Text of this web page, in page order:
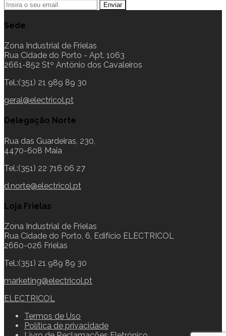
Sede
Zona Industrial de Frielas
Rua Cidade do Porto - Apt. 1063
2661-852 Stº António dos Cavaleiros
Tel.:(351) 21 989 89 30
geral@electricol.pt
Delegação Norte
Rua das Guardeiras, 230,
4470-608 Maia
Tel.:(351) 22 716 06 27
d.norte@electricol.pt
Loja Frielas
Zona Industrial de Frielas
Rua Cidade do Porto, 6, Edifício ELECTRICOL
2660-026 Frielas
Tel.:(351) 21 989 89 30
marketing@electricol.pt
ELECTRICOL
Termos de Uso
Política de privacidade